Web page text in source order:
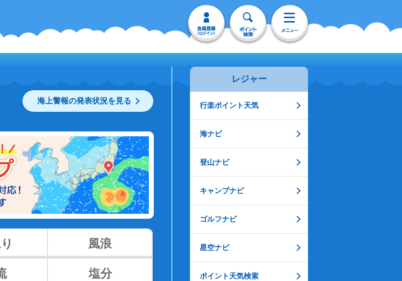
海上警報の発表状況を見る
風浪
塩分
レジャー
行楽ポイント天気
海ナビ
登山ナビ
キャンプナビ
ゴルフナビ
星空ナビ
ポイント天気検索